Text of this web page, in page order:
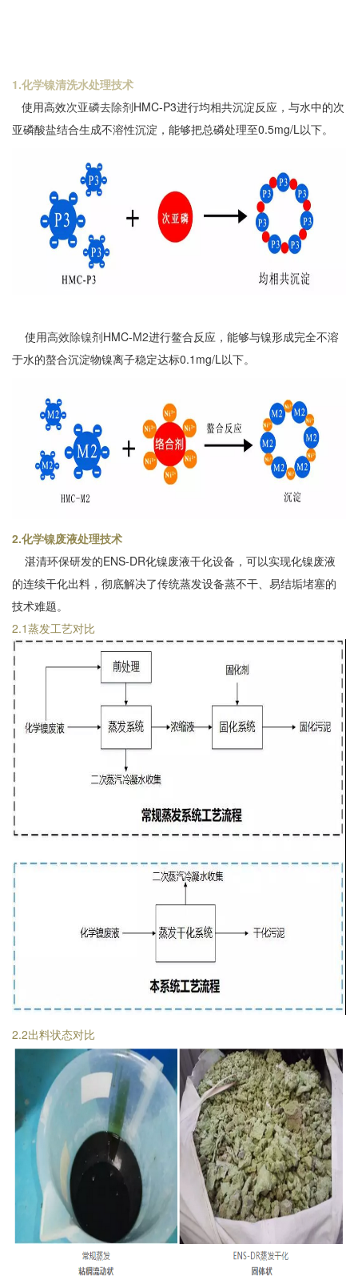
1.化学镍清洗水处理技术
使用高效次亚磷去除剂HMC-P3进行均相共沉淀反应，与水中的次
亚磷酸盐结合生成不溶性沉淀，能够把总磷处理至0.5mg/L以下。
使用高效除镍剂HMC-M2进行鳌合反应，能够与镍形成完全不溶
于水的螯合沉淀物镍离子稳定达标0.1mg/L以下。
2.化学镍废液处理技术
湛清环保研发的ENS-DR化镍废液干化设备，可以实现化镍废液
的连续干化出料，彻底解决了传统蒸发设备蒸不干、易结垢堵塞的
技术难题。
2.1蒸发工艺对比
2.2出料状态对比